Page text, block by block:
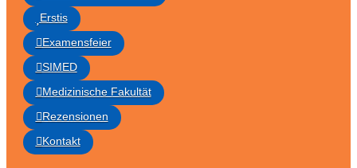
Erstis
Examensfeier
SIMED
Medizinische Fakultät
Rezensionen
Kontakt